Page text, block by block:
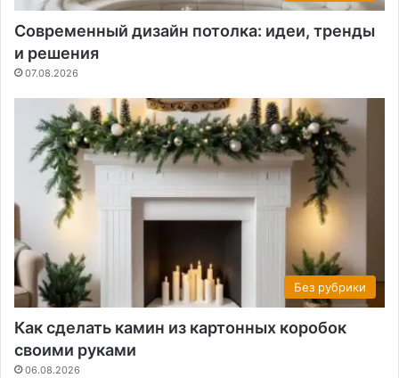
Современный дизайн потолка: идеи, тренды
и решения
07.08.2026
Без рубрики
Как сделать камин из картонных коробок
своими руками
06.08.2026